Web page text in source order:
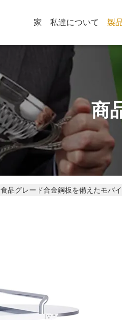
家 私達について 製
商
食品グレード合金鋼板を備えたモバ